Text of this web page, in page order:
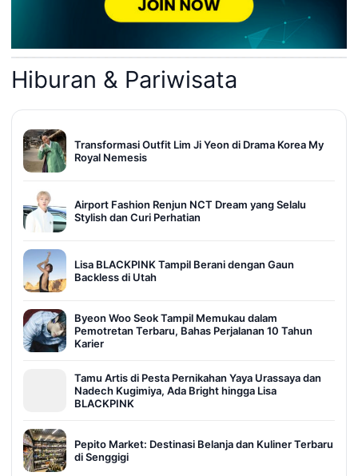
Hiburan & Pariwisata
Transformasi Outfit Lim Ji Yeon di Drama Korea My
Royal Nemesis
Airport Fashion Renjun NCT Dream yang Selalu
Stylish dan Curi Perhatian
Lisa BLACKPINK Tampil Berani dengan Gaun
Backless di Utah
Byeon Woo Seok Tampil Memukau dalam
Pemotretan Terbaru, Bahas Perjalanan 10 Tahun
Karier
Tamu Artis di Pesta Pernikahan Yaya Urassaya dan
Nadech Kugimiya, Ada Bright hingga Lisa
BLACKPINK
Pepito Market: Destinasi Belanja dan Kuliner Terbaru
di Senggigi